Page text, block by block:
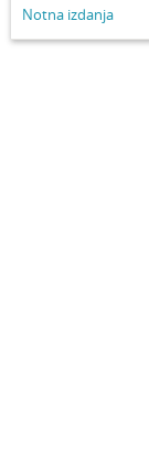
Notna izdanja